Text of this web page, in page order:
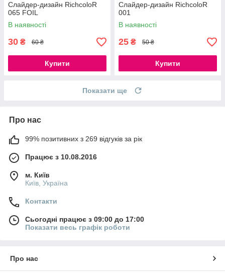
Слайдер-дизайн RichcoloR
065 FOIL
В наявності
30 ₴ 60 ₴
Купити
Слайдер-дизайн RichcoloR
001
В наявності
25 ₴ 50 ₴
Купити
Показати ще
Про нас
99% позитивних з 269 відгуків за рік
Працює з 10.08.2016
м. Київ
Київ, Україна
Контакти
Сьогодні працює з 09:00 до 17:00
Показати весь графік роботи
Про нас